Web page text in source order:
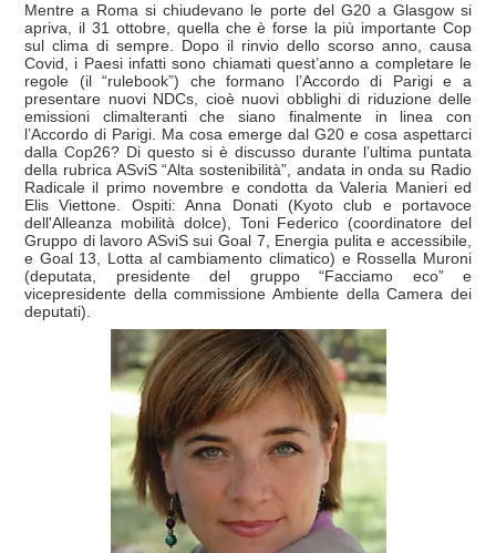
Mentre a Roma si chiudevano le porte del G20 a Glasgow si
apriva, il 31 ottobre, quella che è forse la più importante Cop
sul clima di sempre. Dopo il rinvio dello scorso anno, causa
Covid, i Paesi infatti sono chiamati quest’anno a completare le
regole (il “rulebook”) che formano l’Accordo di Parigi e a
presentare nuovi NDCs, cioè nuovi obblighi di riduzione delle
emissioni climalteranti che siano finalmente in linea con
l’Accordo di Parigi. Ma cosa emerge dal G20 e cosa aspettarci
dalla Cop26? Di questo si è discusso durante l’ultima puntata
della rubrica ASviS “Alta sostenibilità”, andata in onda su Radio
Radicale il primo novembre e condotta da Valeria Manieri ed
Elis Viettone. Ospiti: Anna Donati (Kyoto club e portavoce
dell'Alleanza mobilità dolce), Toni Federico (coordinatore del
Gruppo di lavoro ASviS sui Goal 7, Energia pulita e accessibile,
e Goal 13, Lotta al cambiamento climatico) e Rossella Muroni
(deputata, presidente del gruppo “Facciamo eco” e
vicepresidente della commissione Ambiente della Camera dei
deputati).